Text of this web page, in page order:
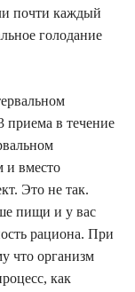
почти каждый
голодание
приема в течение
и вместо
Это не так.
пищи и у вас
рациона. При
что организм
как